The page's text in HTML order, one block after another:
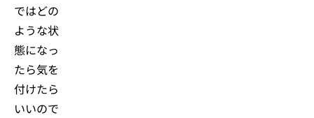
ではどの
ような状
態になっ
たら気を
付けたら
いいので